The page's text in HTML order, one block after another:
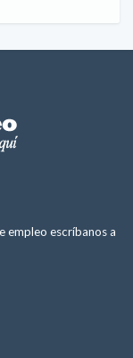
empleo escríbanos a